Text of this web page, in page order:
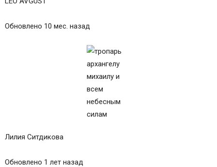
Обновлено 10 мес. назад
Лилия Ситдикова
Обновлено 1 лет назад